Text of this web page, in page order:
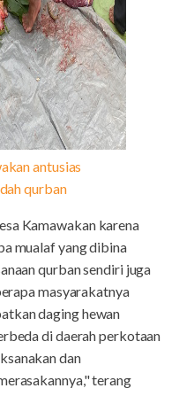
antusias
qurban
Kamawakan karena
mualaf yang dibina
qurban sendiri juga
masyarakatnya
daging hewan
di daerah perkotaan
dan
terang